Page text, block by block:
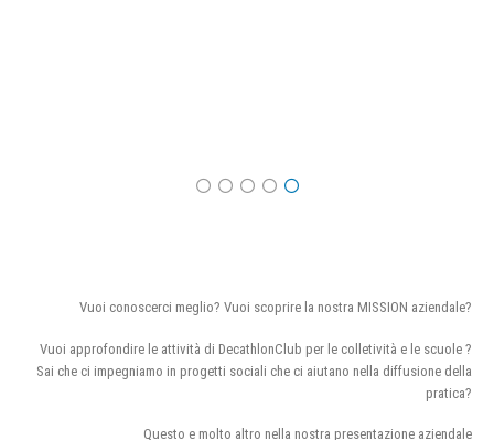
Vuoi conoscerci meglio? Vuoi scoprire la nostra MISSION aziendale?
Vuoi approfondire le attività di DecathlonClub per le colletività e le scuole ?
Sai che ci impegniamo in progetti sociali che ci aiutano nella diffusione della
pratica?
Questo e molto altro nella nostra presentazione aziendale